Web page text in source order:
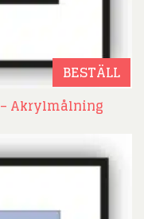
BESTÄLL
– Akrylmålning